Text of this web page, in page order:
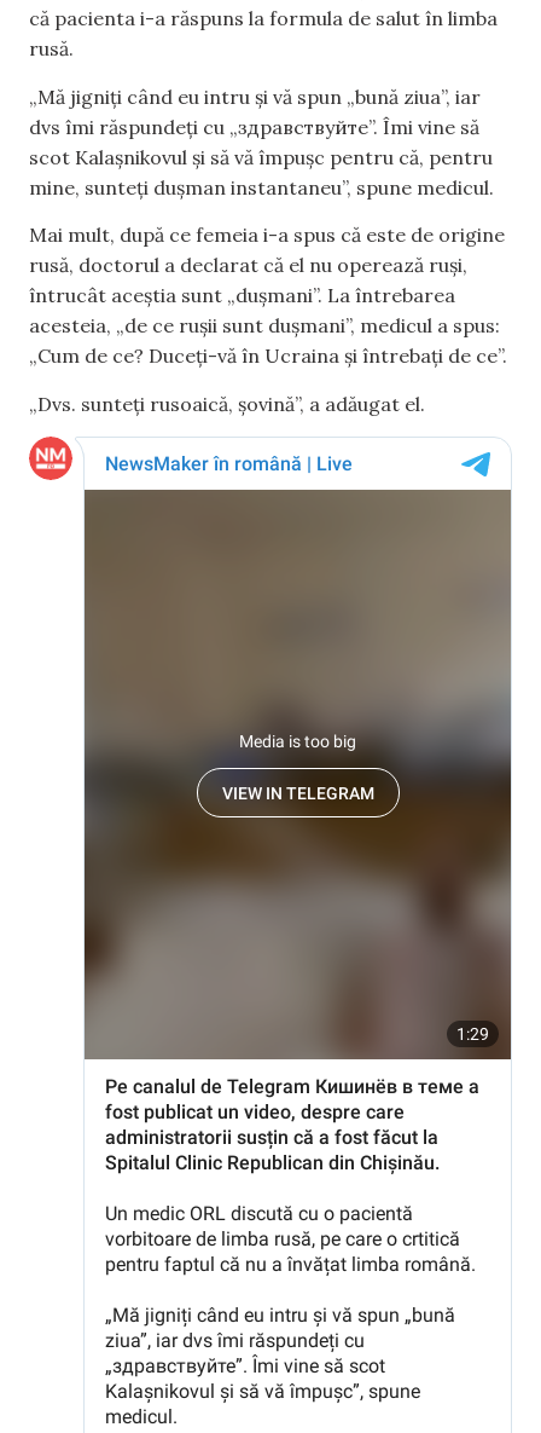
că pacienta i-a răspuns la formula de salut în limba
rusă.
„Mă jigniți când eu intru și vă spun „bună ziua”, iar
dvs îmi răspundeți cu „здравствуйте”. Îmi vine să
scot Kalașnikovul și să vă împușc pentru că, pentru
mine, sunteți dușman instantaneu”, spune medicul.
Mai mult, după ce femeia i-a spus că este de origine
rusă, doctorul a declarat că el nu operează ruși,
întrucât aceștia sunt „dușmani”. La întrebarea
acesteia, „de ce rușii sunt dușmani”, medicul a spus:
„Cum de ce? Duceți-vă în Ucraina și întrebați de ce”.
„Dvs. sunteți rusoaică, șovină”, a adăugat el.